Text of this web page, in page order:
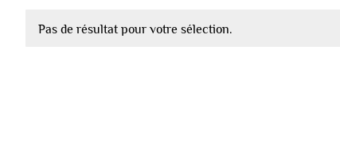
Pas de résultat pour votre sélection.